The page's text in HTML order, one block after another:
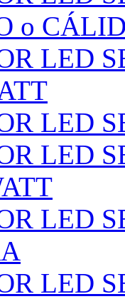
o
LED
LED
LED
LED
LED